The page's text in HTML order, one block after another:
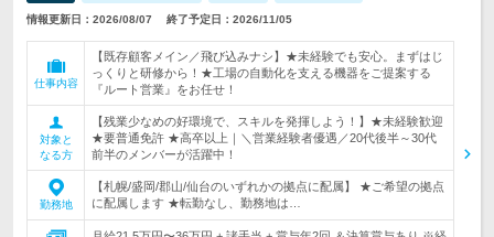
情報更新日：2026/08/07 終了予定日：2026/11/05
仕事内容
【既存顧客メイン／飛び込みナシ】★未経験でも安心。まずはじ
っくりと研修から！★工場の自動化を支える機器をご提案する
『ルート営業』をお任せ！
対象と
なる方
【残業少なめの好環境で、スキルを発揮しよう！】★未経験歓迎
★要普通免許 ★高卒以上｜＼営業経験者優遇／20代後半～30代
前半のメンバーが活躍中！
勤務地
【札幌/盛岡/郡山/仙台のいずれかの拠点に配属】 ★ご希望の拠点
に配属します ★転勤なし、勤務地は…